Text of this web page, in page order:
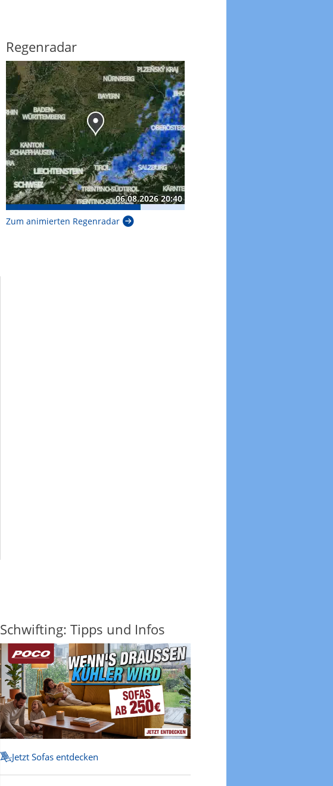
Regenradar
Zum animierten Regenradar
Schwifting: Tipps und Infos
Jetzt Sofas entdecken